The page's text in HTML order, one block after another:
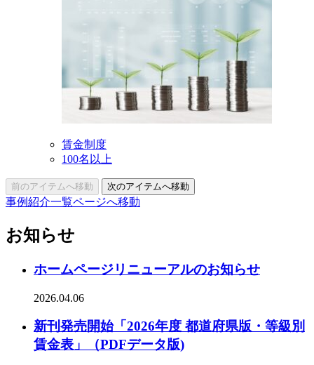
賃金制度
100名以上
前のアイテムへ移動 次のアイテムへ移動
事例紹介一覧ページへ移動
お知らせ
ホームページリニューアルのお知らせ
2026.04.06
新刊発売開始「2026年度 都道府県版・等級別
賃金表」（PDFデータ版)